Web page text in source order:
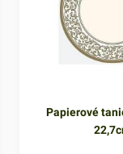
Papierové